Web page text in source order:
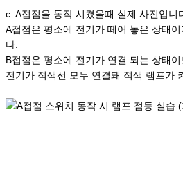
c. A접점을 동작 시켰을때 실제 사진입니
A접점은 평소에 전기가 떼어 놓은 상태
다.
B접점은 평소에 전기가 연결 되는 상태
전기가 적색선 모두 연결돼 적색 램프가